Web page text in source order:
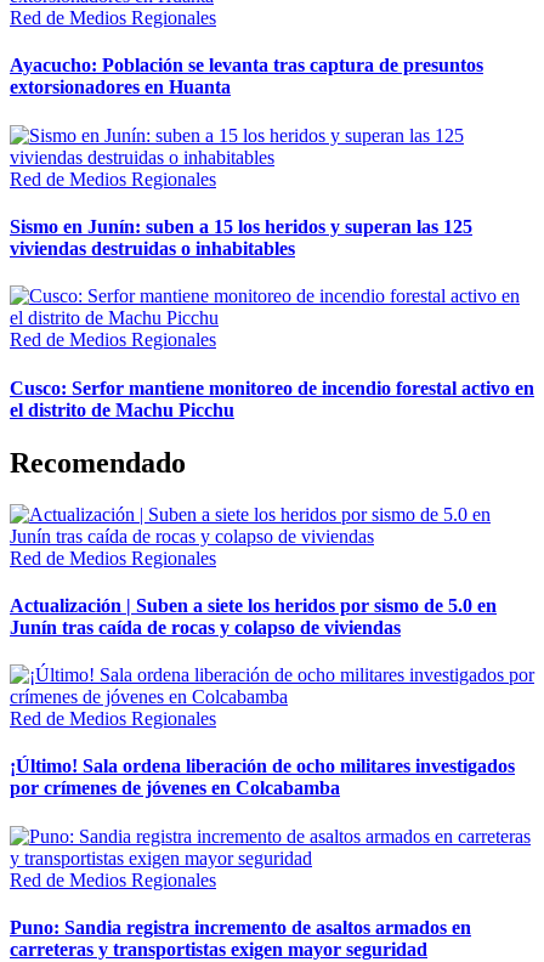
Red de Medios Regionales
Ayacucho: Población se levanta tras captura de presuntos
extorsionadores en Huanta
Red de Medios Regionales
Sismo en Junín: suben a 15 los heridos y superan las 125
viviendas destruidas o inhabitables
Red de Medios Regionales
Cusco: Serfor mantiene monitoreo de incendio forestal activo en
el distrito de Machu Picchu
Recomendado
Red de Medios Regionales
Actualización | Suben a siete los heridos por sismo de 5.0 en
Junín tras caída de rocas y colapso de viviendas
Red de Medios Regionales
¡Último! Sala ordena liberación de ocho militares investigados
por crímenes de jóvenes en Colcabamba
Red de Medios Regionales
Puno: Sandia registra incremento de asaltos armados en
carreteras y transportistas exigen mayor seguridad